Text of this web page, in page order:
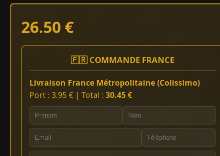
26.50 €
🇫🇷 COMMANDE FRANCE
Livraison France Métropolitaine (Colissimo)
Port : 3.95 € | Total : 30.45 €